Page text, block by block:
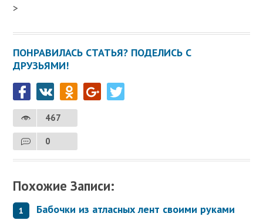
>
ПОНРАВИЛАСЬ СТАТЬЯ? ПОДЕЛИСЬ С
ДРУЗЬЯМИ!
467
0
Похожие Записи:
Бабочки из атласных лент своими руками